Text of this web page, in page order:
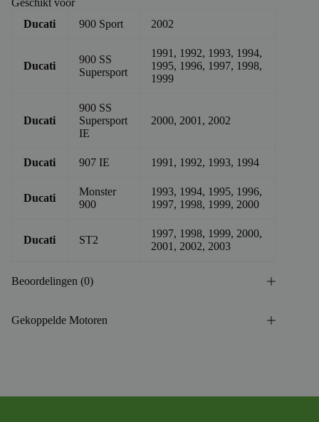
Ducati
900 Sport 2002
Ducati
900 SS
Supersport
1991, 1992, 1993, 1994,
1995, 1996, 1997, 1998,
1999
Ducati
900 SS
Supersport
IE
2000, 2001, 2002
Ducati 907 IE 1991, 1992, 1993, 1994
Ducati
Monster
900
1993, 1994, 1995, 1996,
1997, 1998, 1999, 2000
Ducati ST2
1997, 1998, 1999, 2000,
2001, 2002, 2003
Beoordelingen (0)
Gekoppelde Motoren